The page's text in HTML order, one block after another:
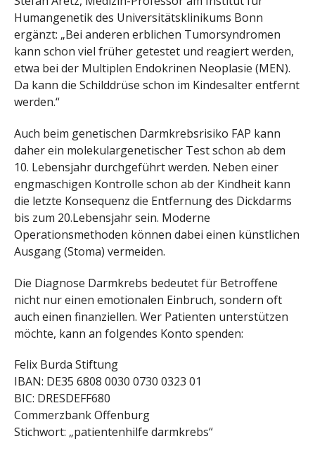
Humangenetik des Universitätsklinikums Bonn
ergänzt: „Bei anderen erblichen Tumorsyndromen
kann schon viel früher getestet und reagiert werden,
etwa bei der Multiplen Endokrinen Neoplasie (MEN).
Da kann die Schilddrüse schon im Kindesalter entfernt
werden.“
Auch beim genetischen Darmkrebsrisiko FAP kann
daher ein molekulargenetischer Test schon ab dem
10. Lebensjahr durchgeführt werden. Neben einer
engmaschigen Kontrolle schon ab der Kindheit kann
die letzte Konsequenz die Entfernung des Dickdarms
bis zum 20.Lebensjahr sein. Moderne
Operationsmethoden können dabei einen künstlichen
Ausgang (Stoma) vermeiden.
Die Diagnose Darmkrebs bedeutet für Betroffene
nicht nur einen emotionalen Einbruch, sondern oft
auch einen finanziellen. Wer Patienten unterstützen
möchte, kann an folgendes Konto spenden:
Felix Burda Stiftung
IBAN: DE35 6808 0030 0730 0323 01
BIC: DRESDEFF680
Commerzbank Offenburg
Stichwort: „patientenhilfe darmkrebs“